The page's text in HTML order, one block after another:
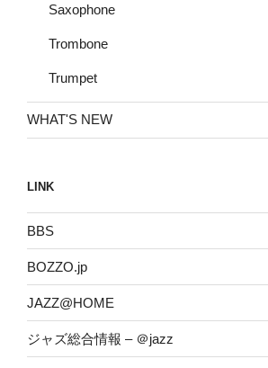
Saxophone
Trombone
Trumpet
WHAT'S NEW
LINK
BBS
BOZZO.jp
JAZZ@HOME
ジャズ総合情報 – ＠jazz